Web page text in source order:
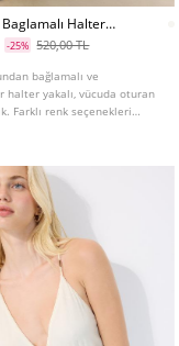
Halter
-25% 520,00 TL
bağlamalı ve
halter yakalı, vücuda oturan
Farklı renk seçenekleri